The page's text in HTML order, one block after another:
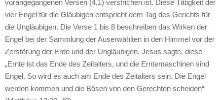
vorangegangenen Versen (4,1) verstrichen ist. Diese Tätigkeit der
vier Engel für die Gläubigen entspricht dem Tag des Gerichts für
die Ungläubigen. Die Verse 1 bis 8 beschreiben das Wirken der
Engel bei der Sammlung der Auserwählten in den Himmel vor der
Zerstörung der Erde und der Ungläubigen. Jesus sagte, diese
„Ernte ist das Ende des Zeitalters, und die Erntemaschinen sind
Engel. So wird es auch am Ende des Zeitalters sein. Die Engel
werden kommen und die Bösen von den Gerechten scheiden“